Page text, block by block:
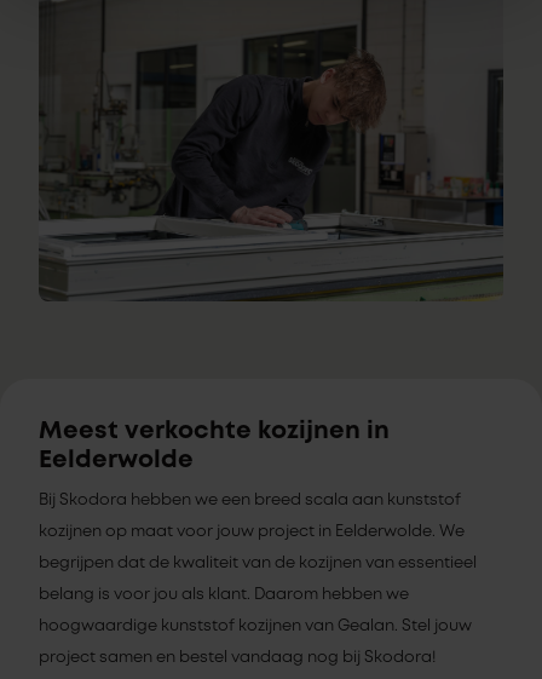
Meest verkochte kozijnen in
Eelderwolde
Bij Skodora hebben we een breed scala aan kunststof
kozijnen op maat voor jouw project in Eelderwolde. We
begrijpen dat de kwaliteit van de kozijnen van essentieel
belang is voor jou als klant. Daarom hebben we
hoogwaardige kunststof kozijnen van Gealan. Stel jouw
project samen en bestel vandaag nog bij Skodora!